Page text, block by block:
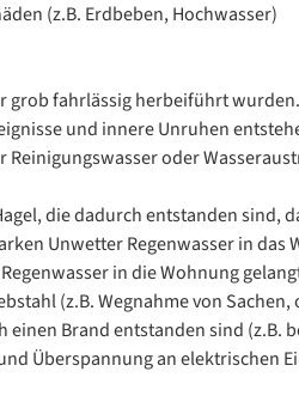
(z.B. Erdbeben, Hochwasser)
grob fahrlässig herbeiführt wurden.
und innere Unruhen
Reinigungswasser oder
die dadurch entstanden sind,
Unwetter Regenwasser in
in die Wohnung
(z.B. Wegnahme von
einen Brand entstanden sind (z.B.
Überspannung an elektrischen